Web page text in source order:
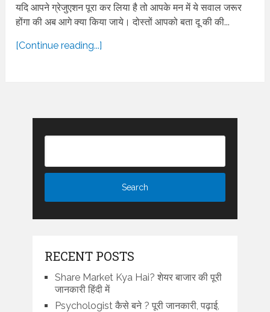
यदि आपने ग्रेजुएशन पूरा कर लिया है तो आपके मन में ये सवाल जरूर
होंगा की अब आगे क्या किया जाये। दोस्तों आपको बता दू की की...
[Continue reading...]
RECENT POSTS
Share Market Kya Hai? शेयर बाजार की पूरी
जानकारी हिंदी में
Psychologist कैसे बने ? पूरी जानकारी, पढ़ाई,